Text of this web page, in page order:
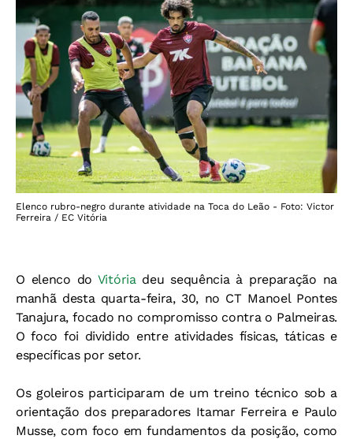
Elenco rubro-negro durante atividade na Toca do Leão - Foto: Victor
Ferreira / EC Vitória
O elenco do Vitóriadeu sequência à preparação na
manhã desta quarta-feira, 30, no CT Manoel Pontes
Tanajura, focado no compromisso contra o Palmeiras.
O foco foi dividido entre atividades físicas, táticas e
específicas por setor.
Os goleiros participaram de um treino técnico sob a
orientação dos preparadores Itamar Ferreira e Paulo
Musse, com foco em fundamentos da posição, como